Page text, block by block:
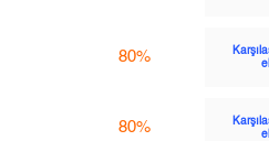
80%
80%